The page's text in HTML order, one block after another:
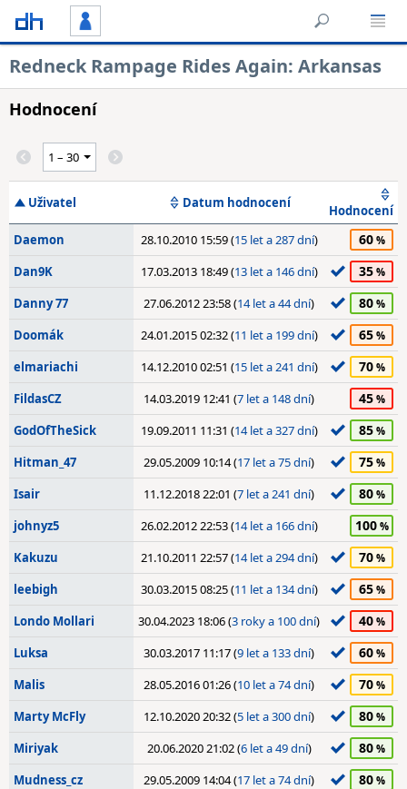
Redneck Rampage Rides Again: Arkansas
Hodnocení
Uživatel Datum hodnocení
Hodnocení
Daemon
28.10.2010 15:59 (15 let a 287 dní) 60
Dan9K 17.03.2013 18:49 (13 let a 146 dní) 35
Danny 77 27.06.2012 23:58 (14 let a 44 dní) 80
Doomák 24.01.2015 02:32 (11 let a 199 dní) 65
elmariachi 14.12.2010 02:51 (15 let a 241 dní) 70
FildasCZ 14.03.2019 12:41 (7 let a 148 dní) 45
GodOfTheSick 19.09.2011 11:31 (14 let a 327 dní) 85
Hitman_47 29.05.2009 10:14 (17 let a 75 dní) 75
Isair 11.12.2018 22:01 (7 let a 241 dní) 80
johnyz5 26.02.2012 22:53 (14 let a 166 dní) 100
Kakuzu 21.10.2011 22:57 (14 let a 294 dní) 70
leebigh 30.03.2015 08:25 (11 let a 134 dní) 65
Londo Mollari 30.04.2023 18:06 (3 roky a 100 dní) 40
Luksa 30.03.2017 11:17 (9 let a 133 dní) 60
Malis 28.05.2016 01:26 (10 let a 74 dní) 70
Marty McFly 12.10.2020 20:32 (5 let a 300 dní) 80
Miriyak 20.06.2020 21:02 (6 let a 49 dní) 80
Mudness_cz 29.05.2009 14:04 (17 let a 74 dní) 80